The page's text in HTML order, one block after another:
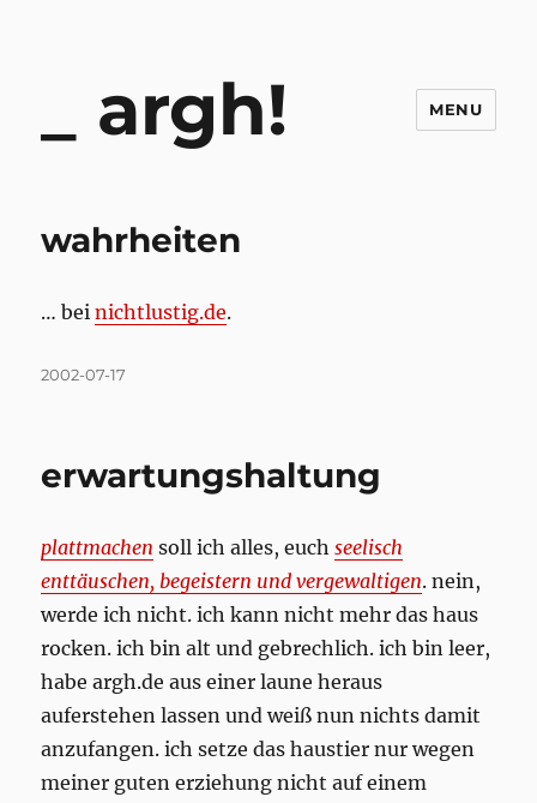
argh! MENU
wahrheiten
… beinichtlustig.de.
Posted
2002-07-17
erwartungshaltung
plattmachen soll ich alles, euchseelisch
enttäuschen, begeistern und vergewaltigen. nein,
werde ich nicht. ich kann nicht mehr das haus
rocken. ich bin alt und gebrechlich. ich bin leer,
habe argh.de aus einer laune heraus
auferstehen lassen und weiß nun nichts damit
anzufangen. ich setze das haustier nur wegen
meiner guten erziehung nicht auf einem